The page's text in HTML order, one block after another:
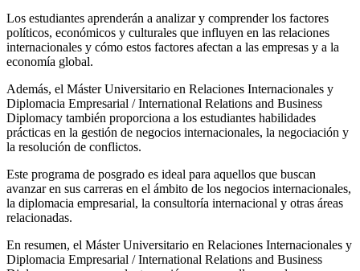
Los estudiantes aprenderán a analizar y comprender los factores
políticos, económicos y culturales que influyen en las relaciones
internacionales y cómo estos factores afectan a las empresas y a la
economía global.
Además, el Máster Universitario en Relaciones Internacionales y
Diplomacia Empresarial / International Relations and Business
Diplomacy también proporciona a los estudiantes habilidades
prácticas en la gestión de negocios internacionales, la negociación y
la resolución de conflictos.
Este programa de posgrado es ideal para aquellos que buscan
avanzar en sus carreras en el ámbito de los negocios internacionales,
la diplomacia empresarial, la consultoría internacional y otras áreas
relacionadas.
En resumen, el Máster Universitario en Relaciones Internacionales y
Diplomacia Empresarial / International Relations and Business